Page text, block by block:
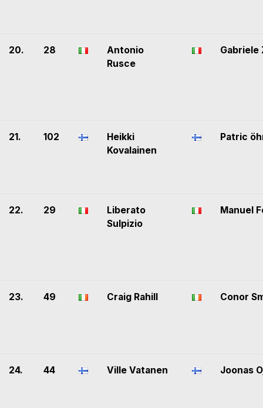
20. 28
Antonio
Rusce
Gabriele
21. 102
Heikki
Kovalainen
Patric
22. 29
Liberato
Sulpizio
Manuel
23. 49 Craig Rahill Conor
24. 44 Ville Vatanen Joonas